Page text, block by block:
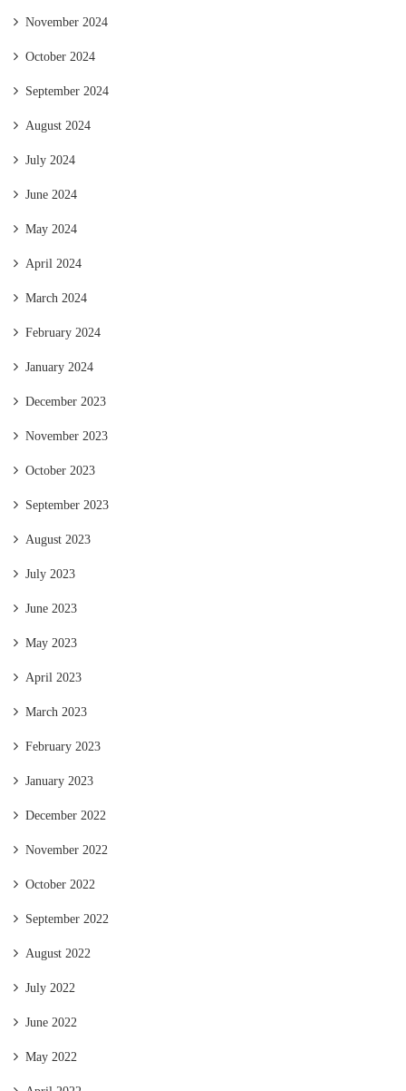
November 2024
October 2024
September 2024
August 2024
July 2024
June 2024
May 2024
April 2024
March 2024
February 2024
January 2024
December 2023
November 2023
October 2023
September 2023
August 2023
July 2023
June 2023
May 2023
April 2023
March 2023
February 2023
January 2023
December 2022
November 2022
October 2022
September 2022
August 2022
July 2022
June 2022
May 2022